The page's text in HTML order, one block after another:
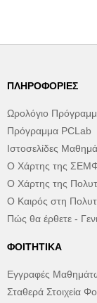
ΠΛΗΡΟΦΟΡΊΕΣ
Ωρολόγιο
Πρόγραμμα PCLab
Ιστοσελίδες
Ο Χάρτης της
Ο Χάρτης της
Ο Καιρός στη
Πώς θα έρθετε -
ΦΟΙΤΗΤΙΚΆ
Εγγραφές
Σταθερά Στοιχεία